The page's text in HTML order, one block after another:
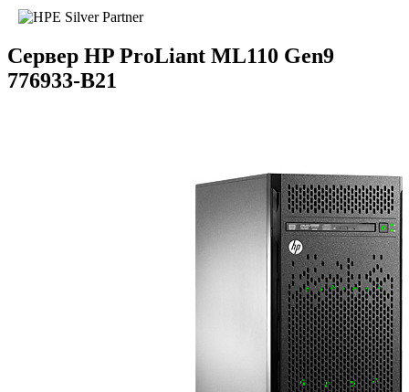
Сервер HP ProLiant ML110 Gen9
776933-B21